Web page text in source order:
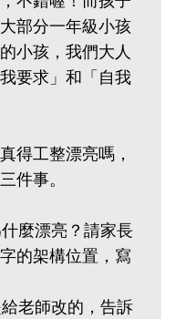
部分一年級小孩
小孩，我們大人
要求」和「自我
得工整漂亮嗎，
件事。
麼漂亮？請家長
的架構位置，寫
老師改的，告訴